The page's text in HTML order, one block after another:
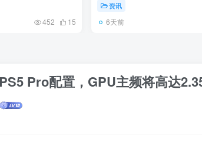
452 15
资讯
6天前
Pro配置，GPU主频将高达